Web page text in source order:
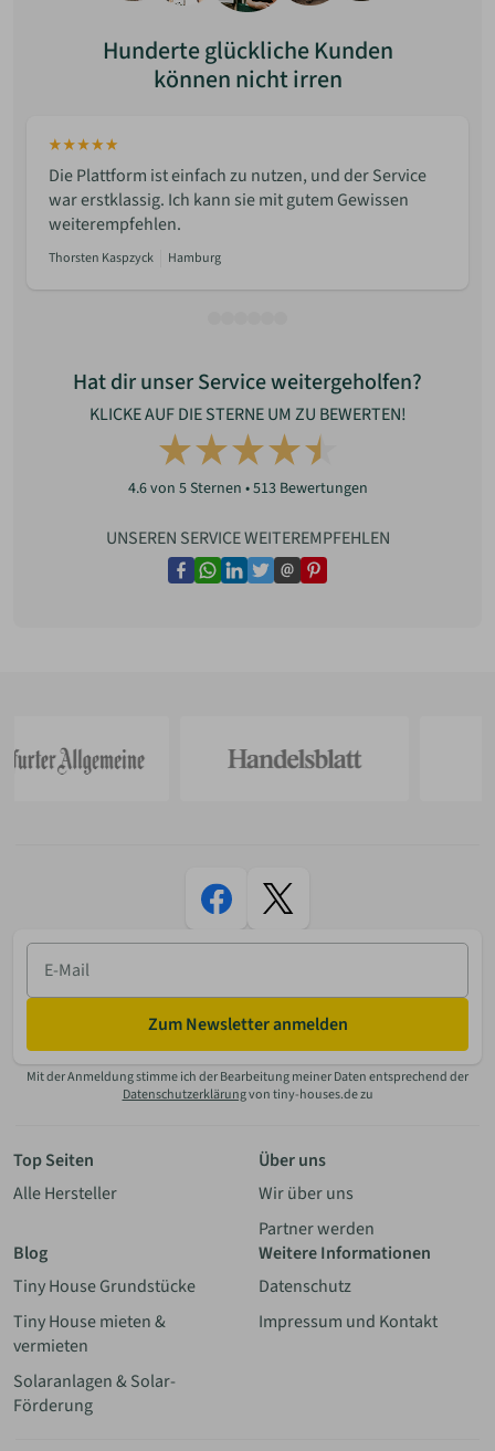
Hunderte glückliche Kunden
können nicht irren
Die Plattform ist einfach zu nutzen, und der Service
war erstklassig. Ich kann sie mit gutem Gewissen
weiterempfehlen.
Thorsten Kaspzyck Hamburg
Hat dir unser Service weitergeholfen?
KLICKE AUF DIE STERNE UM ZU BEWERTEN!
4.6von 5 Sternen •513Bewertungen
UNSEREN SERVICE WEITEREMPFEHLEN
facebook
whatsapp
linkedin
twitter
emailpinterest
E-
Mail
Zum Newsletter anmelden
Mit der Anmeldung stimme ich der Bearbeitung meiner Daten entsprechend der
Datenschutzerklärungvon tiny-houses.de zu
Top Seiten
Alle Hersteller
Über uns
Wir über uns
Partner werden
Blog
Tiny House Grundstücke
Tiny House mieten &
vermieten
Solaranlagen & Solar-
Förderung
Weitere Informationen
Datenschutz
Impressum und Kontakt